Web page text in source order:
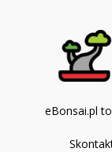
eBonsai.pl